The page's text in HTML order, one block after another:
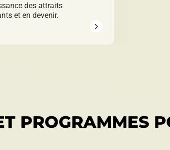
des attraits
et en devenir.
PROGRAMMES